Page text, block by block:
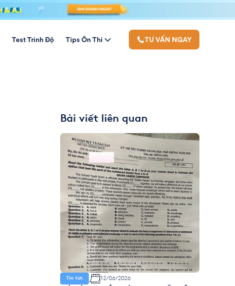
Test Trình Độ Tips Ôn Thi TƯ VẤN NGAY
Bài viết liên quan
Tin tức 12/06/2026